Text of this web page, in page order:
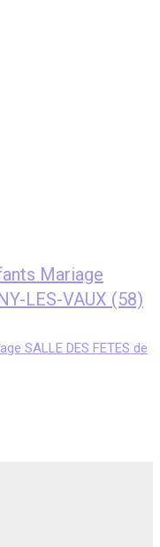
Mariage
LES-VAUX (58)
SALLE DES FETES de